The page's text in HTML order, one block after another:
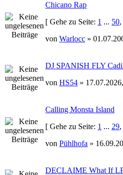
Chicano Rap
[ Gehe zu Seite: 1 ... 50,
von Warlocc »
DJ SPANISH FLY
von HS54 »
Calling Monsta Island
[ Gehe zu Seite: 1 ... 29,
von Pühlhofa »
DECLAIME What If